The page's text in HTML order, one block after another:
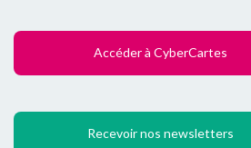
Accéder à CyberCartes
Recevoir nos newsletters